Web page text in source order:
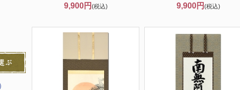
9,900円 (税込) 9,900円 (税込)